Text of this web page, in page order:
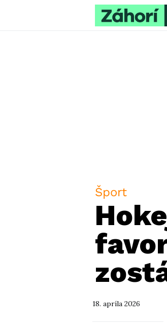
Šport
18. apríla 2026